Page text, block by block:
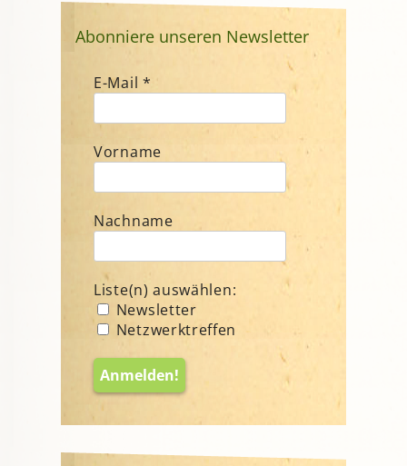
Abonniere unseren Newsletter
E-Mail *
Vorname
Nachname
Liste(n) auswählen:
Newsletter
Netzwerktreffen